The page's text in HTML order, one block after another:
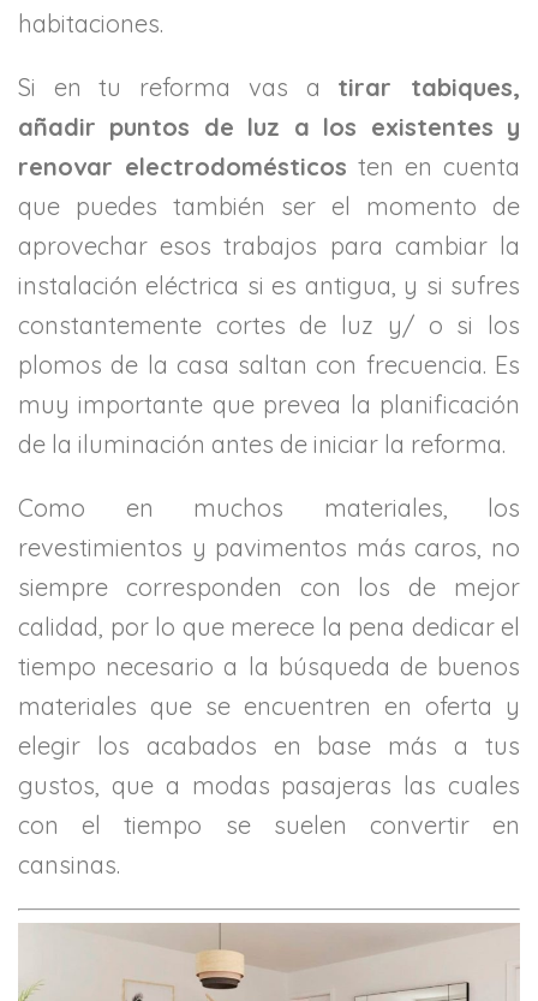
habitaciones.
Si en tu reforma vas a tirar tabiques,
añadir puntos de luz a los existentes y
renovar electrodomésticos ten en cuenta
que puedes también ser el momento de
aprovechar esos trabajos para cambiar la
instalación eléctrica si es antigua, y si sufres
constantemente cortes de luz y/ o si los
plomos de la casa saltan con frecuencia. Es
muy importante que prevea la planificación
de la iluminación antes de iniciar la reforma.
Como en muchos materiales, los
revestimientos y pavimentos más caros, no
siempre corresponden con los de mejor
calidad, por lo que merece la pena dedicar el
tiempo necesario a la búsqueda de buenos
materiales que se encuentren en oferta y
elegir los acabados en base más a tus
gustos, que a modas pasajeras las cuales
con el tiempo se suelen convertir en
cansinas.